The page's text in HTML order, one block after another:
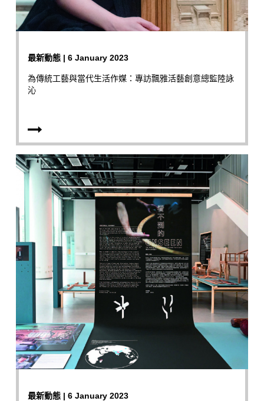
最新動態 | 6 January 2023
為傳統工藝與當代生活作媒：專訪飄雅活藝創意總監陸詠
沁
最新動態 | 6 January 2023